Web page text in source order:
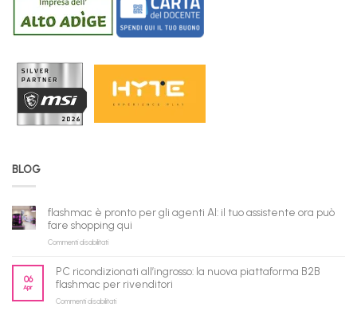
BLOG
flashmac è pronto per gli agenti AI: il tuo assistente ora può
fare shopping qui
Commenti disabilitatisu
pronto
per
gli
06
Apr
PC ricondizionati all’ingrosso: la nuova piattaforma B2B
flashmac per rivenditori
Commenti disabilitatisu